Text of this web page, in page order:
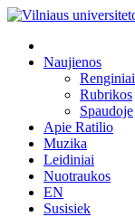
Naujienos
Renginiai
Rubrikos
Spaudoje
Apie Ratilio
Muzika
Leidiniai
Nuotraukos
EN
Susisiek